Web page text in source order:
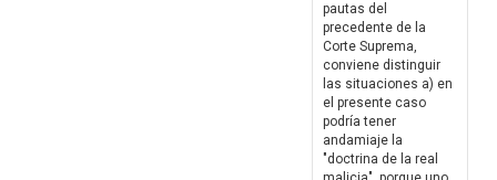
pautas del
precedente de la
Corte Suprema,
conviene distinguir
las situaciones a) en
el presente caso
podría tener
andamiaje la
"doctrina de la real